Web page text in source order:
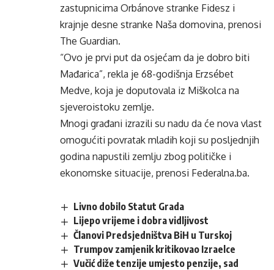
zastupnicima Orbánove stranke Fidesz i
krajnje desne stranke Naša domovina, prenosi
The Guardian.
“Ovo je prvi put da osjećam da je dobro biti
Mađarica”, rekla je 68-godišnja Erzsébet
Medve, koja je doputovala iz Miškolca na
sjeveroistoku zemlje.
Mnogi građani izrazili su nadu da će nova vlast
omogućiti povratak mladih koji su posljednjih
godina napustili zemlju zbog političke i
ekonomske situacije, prenosi Federalna.ba.
Livno dobilo Statut Grada
Lijepo vrijeme i dobra vidljivost
Članovi Predsjedništva BiH u Turskoj
Trumpov zamjenik kritikovao Izraelce
Vučić diže tenzije umjesto penzije, sad